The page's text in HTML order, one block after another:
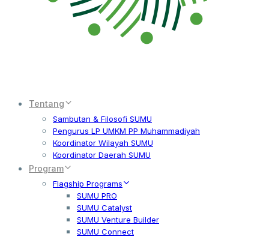
Tentang
Sambutan & Filosofi SUMU
Pengurus LP UMKM PP Muhammadiyah
Koordinator Wilayah SUMU
Koordinator Daerah SUMU
Program
Flagship Programs
SUMU PRO
SUMU Catalyst
SUMU Venture Builder
SUMU Connect